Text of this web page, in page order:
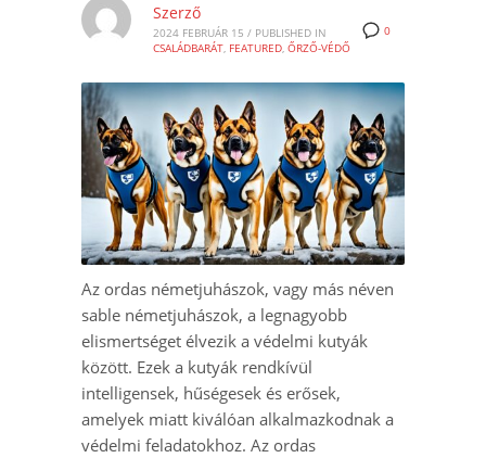
0
Szerző
2024 FEBRUÁR 15 / PUBLISHED IN
CSALÁDBARÁT, FEATURED, ŐRZŐ-VÉDŐ
Az ordas németjuhászok, vagy más néven
sable németjuhászok, a legnagyobb
elismertséget élvezik a védelmi kutyák
között. Ezek a kutyák rendkívül
intelligensek, hűségesek és erősek,
amelyek miatt kiválóan alkalmazkodnak a
védelmi feladatokhoz. Az ordas